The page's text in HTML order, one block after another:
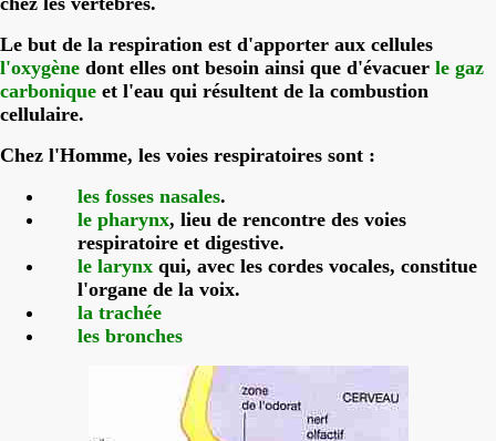
Le but de la respiration est d'apporter aux cellules
l'oxygène dont elles ont besoin ainsi que d'évacuer le gaz
carbonique et l'eau qui résultent de la combustion
cellulaire.
Chez l'Homme, les voies respiratoires sont :
les fosses nasales.
le pharynx, lieu de rencontre des voies
respiratoire et digestive.
le larynx qui, avec les cordes vocales, constitue
l'organe de la voix.
la trachée
les bronches